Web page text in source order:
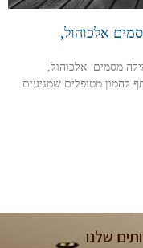
אלכוהול,
מסמים אלכוהול,
להמון מטופלים שמגיעים
שלנו